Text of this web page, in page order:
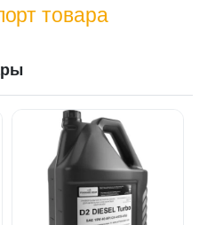
товара